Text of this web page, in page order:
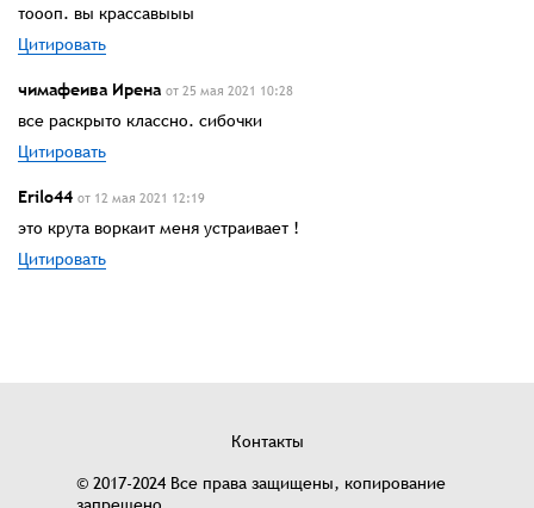
тоооп. вы крассавыыы
Цитировать
чимафеива Ирена от 25 мая 2021 10:28
все раскрыто классно. сибочки
Цитировать
Erilo44 от 12 мая 2021 12:19
это крута воркаит меня устраивает !
Цитировать
Контакты
© 2017-2024 Все права защищены, копирование